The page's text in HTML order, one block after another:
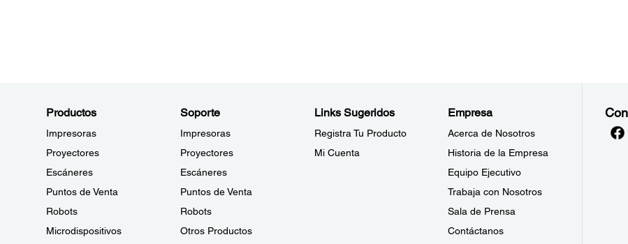
Productos
Impresoras
Proyectores
Escáneres
Puntos de Venta
Robots
Microdispositivos
Soporte
Impresoras
Proyectores
Escáneres
Puntos de Venta
Robots
Otros Productos
Links Sugeridos
Registra Tu Producto
Mi Cuenta
Empresa
Acerca de Nosotros
Historia de la Empresa
Equipo Ejecutivo
Trabaja con Nosotros
Sala de Prensa
Contáctanos